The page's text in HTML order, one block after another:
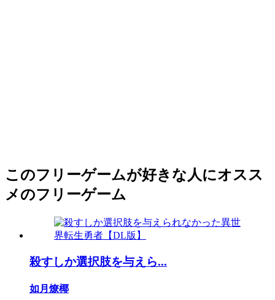
このフリーゲームが好きな人にオスス
メのフリーゲーム
殺すしか選択肢を与えら...
如月燎椰